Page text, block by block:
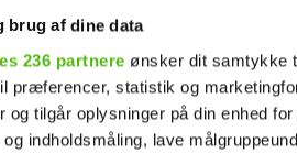
brug af dine data
236 partnere ønsker dit samtykke
præferencer, statistik og
og tilgår oplysninger på din enhed
og indholdsmåling, lave
Tv-kok og restauratør Jesper
Dam